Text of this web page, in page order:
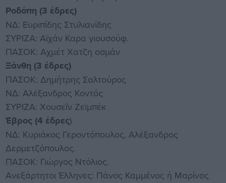
Ροδόπη (3 έδρες)
ΝΔ: Ευριπίδης Στυλιανίδης
ΣΥΡΙΖΑ: Αϊχάν Καρα γιουσούφ.
ΠΑΣΟΚ: Αχμέτ Χατζη οσμάν
Ξάνθη (3 έδρες)
ΠΑΣΟΚ: Δημήτρης Σαλτούρος
ΝΔ: Αλέξανδρος Κοντός
ΣΥΡΙΖΑ: Χουσεΐν Ζεϊμπέκ
Έβρος (4 έδρες)
ΝΔ: Κυριάκος Γεροντόπουλος, Αλέξανδρος
Δερμετζόπουλος.
ΠΑΣΟΚ: Γιώργος Ντόλιος.
Ανεξάρτητοι Έλληνες: Πάνος Καμμένος ή Μαρίνος